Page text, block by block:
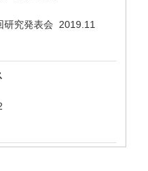
研究発表会 2019.11